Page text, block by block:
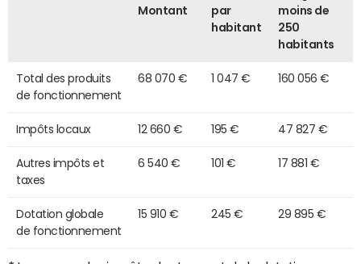
Montant
par
habitant
moins de
250
habitants
Total des produits
de fonctionnement
68 070 € 1 047 € 160 056 €
Impôts locaux 12 660 € 195 € 47 827 €
Autres impôts et
taxes
6 540 € 101 € 17 881 €
Dotation globale
de fonctionnement
15 910 € 245 € 29 895 €